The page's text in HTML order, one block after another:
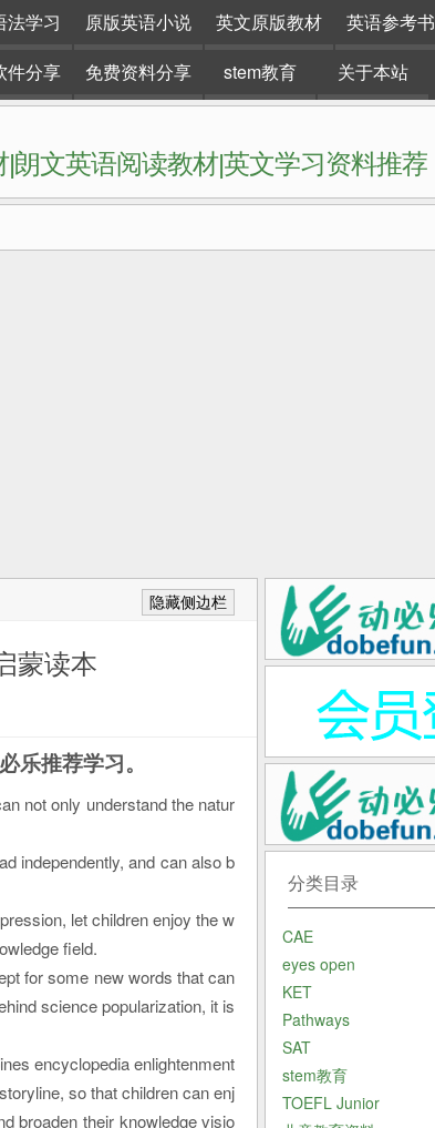
法学习 原版英语小说 英文原版教材 英语参考书
件分享 免费资料分享 stem教育 关于本站
朗文英语阅读教材|英文学习资料推荐
隐藏侧边栏
蒙读本
乐推荐学习。
not only understand the natur
independently, and can also b
let children enjoy the w
field.
for some new words that can
science popularization, it is
encyclopedia enlightenment
so that children can enj
broaden their knowledge visio
分类目录
CAE
eyes open
KET
Pathways
SAT
stem教育
TOEFL Junior